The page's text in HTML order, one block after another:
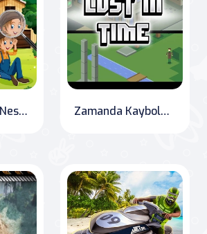
Çiftlikte Gizli Nesneler Zamanda Kaybolmak